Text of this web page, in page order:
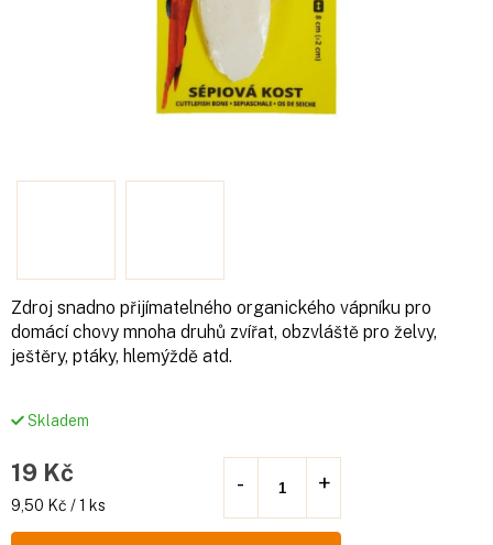
Skladem
19 Kč
Měrná
9,50 Kč / 1 ks
Zdroj snadno přijímatelného organického vápníku pro
domácí chovy mnoha druhů zvířat, obzvláště pro želvy,
ještěry, ptáky, hlemýždě atd.